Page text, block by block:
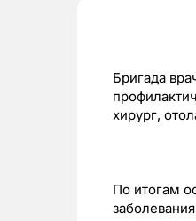
Бригада
хирург,
По итогам